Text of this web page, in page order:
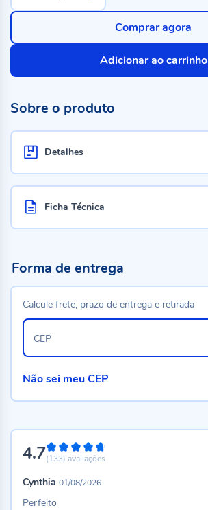
Adicionar ao carrinho
Comprar agora
Sobre o produto
Detalhes
Ficha Técnica
4.794%
(133) avaliações
Cynthia 01/08/2026
Perfeito
Forma de entrega
Calcule frete, prazo de entrega e retirada
CEP
Não sei meu CEP